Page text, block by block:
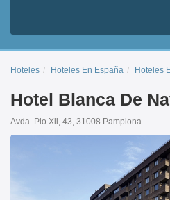
Hoteles Hoteles En España Hoteles
Hotel Blanca De
Avda. Pio Xii, 43, 31008 Pamplona